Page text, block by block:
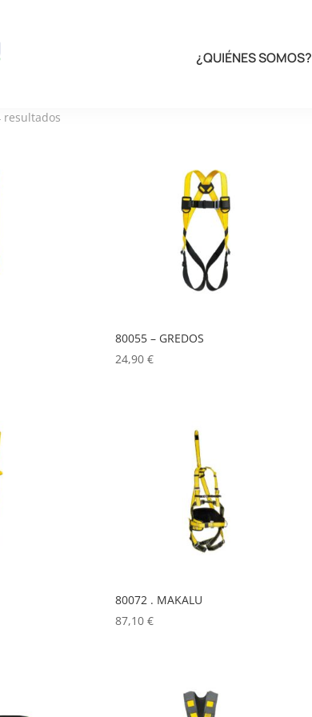
¿QUIÉNES SOMOS?
altura
resultados
80055 – GREDOS
24,90 €
80072 . MAKALU
87,10 €